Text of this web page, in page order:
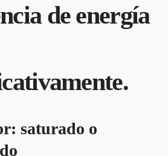
de energía
saturado o